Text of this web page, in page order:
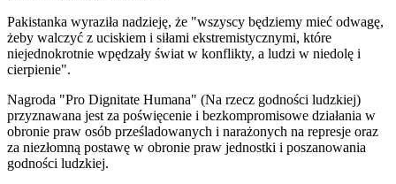
Pakistanka wyraziła nadzieję, że "wszyscy będziemy mieć odwagę,
żeby walczyć z uciskiem i siłami ekstremistycznymi, które
niejednokrotnie wpędzały świat w konflikty, a ludzi w niedolę i
cierpienie".
Nagroda "Pro Dignitate Humana" (Na rzecz godności ludzkiej)
przyznawana jest za poświęcenie i bezkompromisowe działania w
obronie praw osób prześladowanych i narażonych na represje oraz
za niezłomną postawę w obronie praw jednostki i poszanowania
godności ludzkiej.